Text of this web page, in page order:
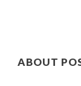
ABOUT